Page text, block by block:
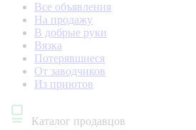
Все объявления
На продажу
В добрые руки
Вязка
Потерявшиеся
От заводчиков
Из приютов
Каталог продавцов